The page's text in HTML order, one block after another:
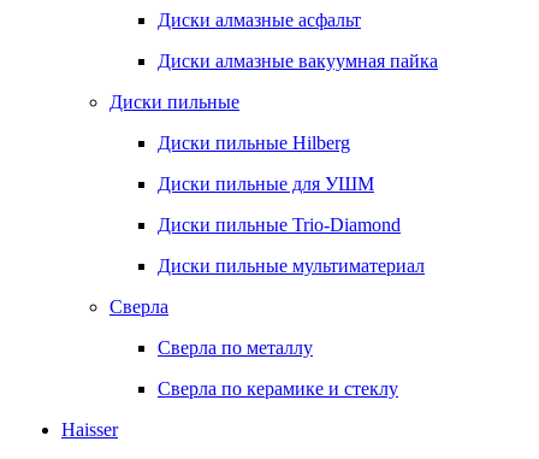
Диски алмазные асфальт
Диски алмазные вакуумная пайка
Диски пильные
Диски пильные Hilberg
Диски пильные для УШМ
Диски пильные Trio-Diamond
Диски пильные мультиматериал
Сверла
Сверла по металлу
Сверла по керамике и стеклу
Haisser